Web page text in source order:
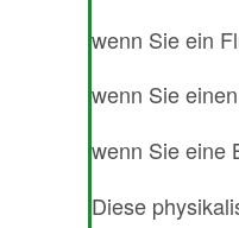
wenn Sie ein
wenn Sie
wenn Sie eine
Diese